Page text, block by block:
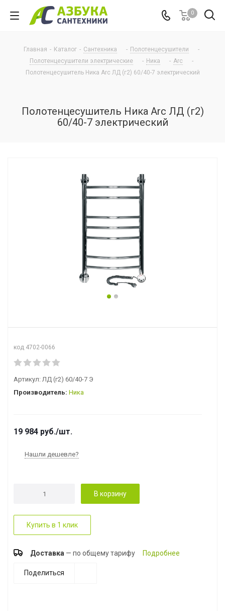
0
Главная - Каталог - Сантехника - Полотенцесушители
-
Полотенцесушители электрические
- Ника - Arc
-
Полотенцесушитель Ника Arc ЛД (г2) 60/40-7 электрический
Полотенцесушитель Ника Arc ЛД (г2)
60/40-7 электрический
код 4702-0066
Артикул: ЛД (г2) 60/40-7 Э
Производитель: Ника
19 984 руб./шт.
Нашли дешевле?
В корзину
Купить в 1 клик
Доставка — по общему тарифу Подробнее
Поделиться